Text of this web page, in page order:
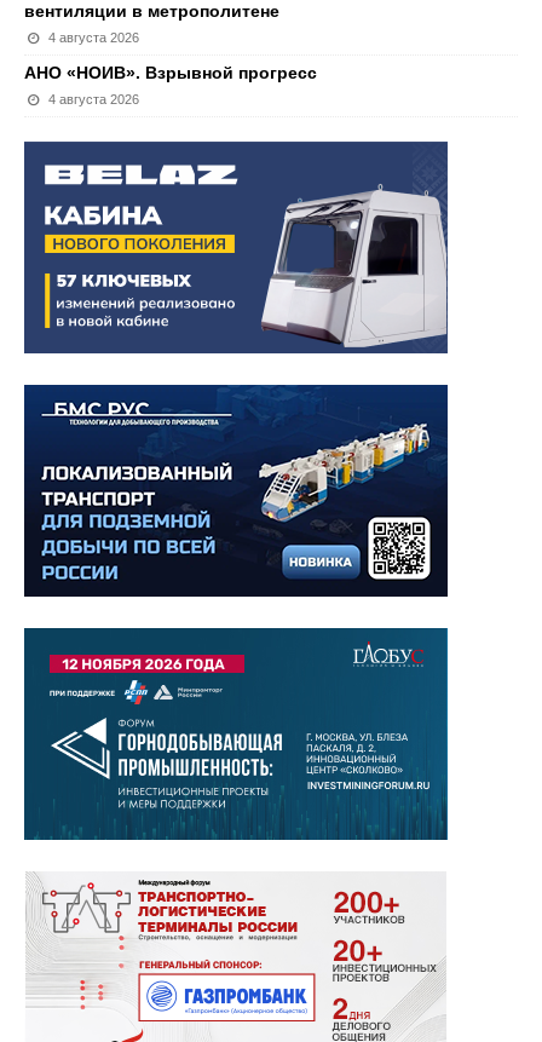
вентиляции в метрополитене
4 августа 2026
АНО «НОИВ». Взрывной прогресс
4 августа 2026